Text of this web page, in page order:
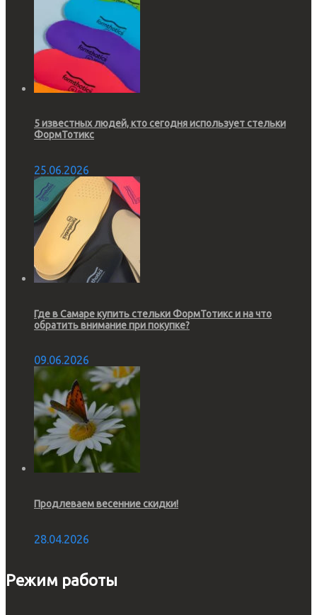
5 известных людей, кто сегодня использует стельки
ФормТотикс
25.06.2026
Где в Самаре купить стельки ФормТотикс и на что
обратить внимание при покупке?
09.06.2026
Продлеваем весенние скидки!
28.04.2026
Режим работы